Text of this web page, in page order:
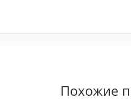
Похожие